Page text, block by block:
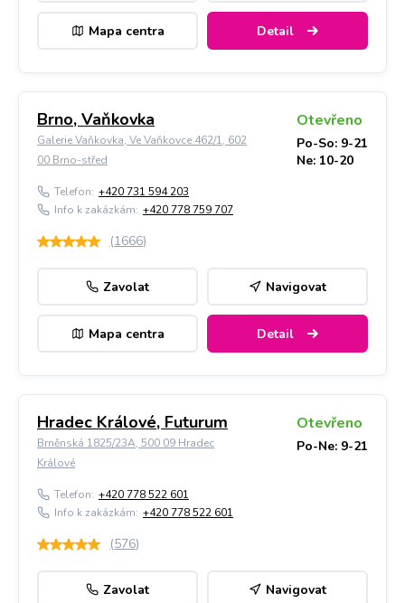
Mapa centra Detail
Brno, Vaňkovka
Galerie Vaňkovka, Ve Vaňkovce 462/1, 602
00 Brno-střed
Otevřeno
Po-So: 9-21
Ne: 10-20
Telefon: +420 731 594 203
Info k zakázkám: +420 778 759 707
(1666)
Zavolat Navigovat
Mapa centra Detail
Hradec Králové, Futurum
Brněnská 1825/23A, 500 09 Hradec
Králové
Otevřeno
Po-Ne: 9-21
Telefon: +420 778 522 601
Info k zakázkám: +420 778 522 601
(576)
Zavolat Navigovat